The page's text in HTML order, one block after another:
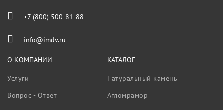
+7 (800) 500-81-88
info@imdv.ru
О КОМПАНИИ
Услуги
Вопрос - Ответ
КАТАЛОГ
Натуральный камень
Агломрамор